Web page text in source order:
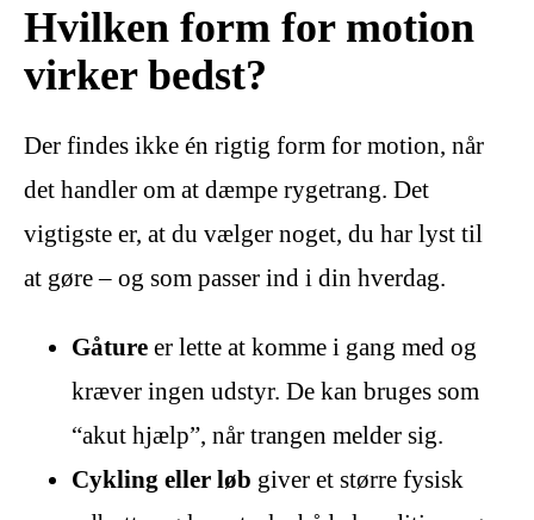
Hvilken form for motion
virker bedst?
Der findes ikke én rigtig form for motion, når
det handler om at dæmpe rygetrang. Det
vigtigste er, at du vælger noget, du har lyst til
at gøre – og som passer ind i din hverdag.
Gåture er lette at komme i gang med og
kræver ingen udstyr. De kan bruges som
“akut hjælp”, når trangen melder sig.
Cykling eller løb giver et større fysisk